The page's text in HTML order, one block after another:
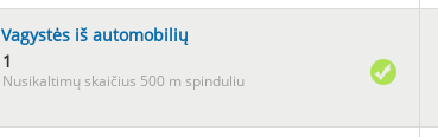
Vagystės iš automobilių
1
Nusikaltimų skaičius 500 m spinduliu